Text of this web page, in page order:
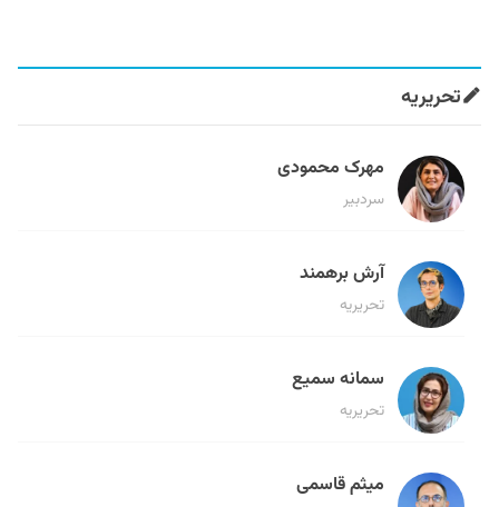
تحریریه
مهرک محمودی
سردبیر
آرش برهمند
تحریریه
سمانه سمیع
تحریریه
میثم قاسمی